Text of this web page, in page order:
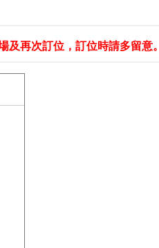
再次訂位，訂位時請多留意。